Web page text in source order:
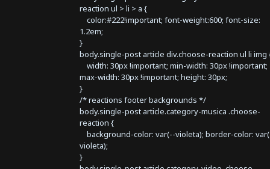
reaction ul > li > a {
color:#222!important; font-weight:600; font-size:
1.2em;
}
body.single-post article div.choose-reaction ul li img
width: 30px !important; min-width: 30px !important;
max-width: 30px !important; height: 30px;
}
/* reactions footer backgrounds */
body.single-post article.category-musica .choose-
reaction {
background-color: var(--violeta); border-color:
violeta);
}